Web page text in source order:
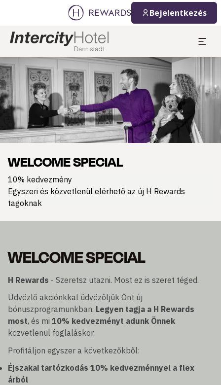
Bejelentkezés
Dia: 1 of 1
WELCOME SPECIAL
10% kedvezmény
Egyszeri és közvetlenül elérhető az új H Rewards
tagoknak
WELCOME SPECIAL
H Rewards - Szeretsz utazni. Most ez is szeret téged.
Üdvözlő akciónkkal üdvözöljük Önt új
bónuszprogramunkban. Legyen tagja a H Rewards
most, és mi 10% kedvezményt adunk Önnek
közvetlenül foglaláskor.
Profitáljon egyszer a következőkből:
Éjszakai tartózkodás 10% kedvezménnyel a flex
árból